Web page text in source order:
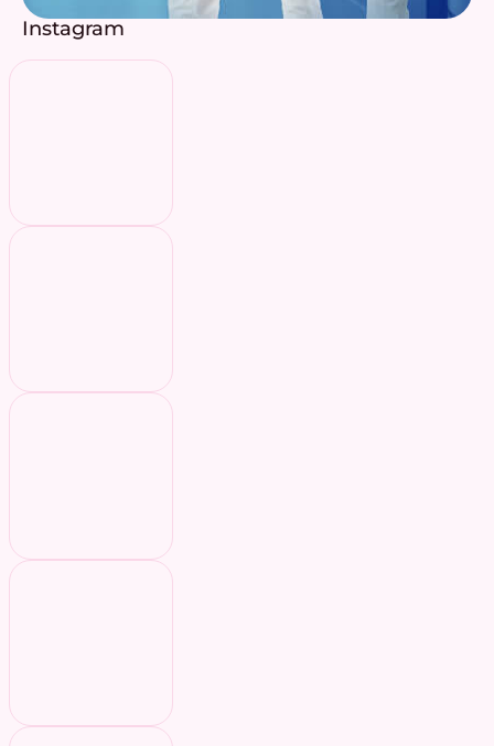
Instagram